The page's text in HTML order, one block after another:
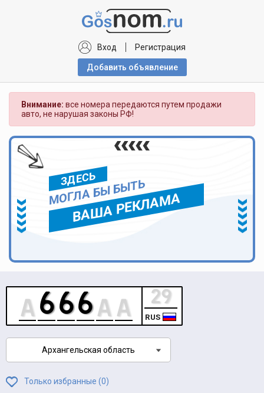
Вход Регистрация
Добавить объявлениe
Внимание: все номера передаются путем продажи
авто, не нарушая законы РФ!
ЗДЕСЬ
МОГЛА БЫ БЫТЬ
ВАША РЕКЛАМА
RUS
Архангельская область
Только избранные (0)